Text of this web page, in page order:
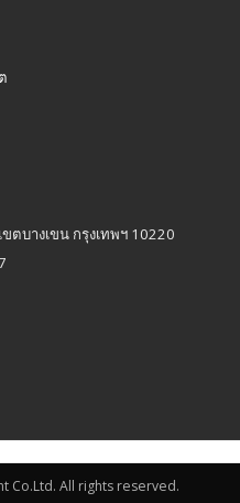
ตบางเขน กรุงเทพฯ 10220
Co.Ltd. All rights reserved.